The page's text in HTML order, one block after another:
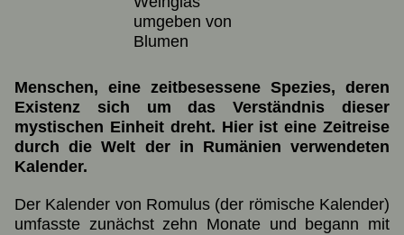
Menschen, eine zeitbesessene Spezies, deren
Existenz sich um das Verständnis dieser
mystischen Einheit dreht. Hier ist eine Zeitreise
durch die Welt der in Rumänien verwendeten
Kalender.
Der Kalender von Romulus (der römische Kalender)
umfasste zunächst zehn Monate und begann mit